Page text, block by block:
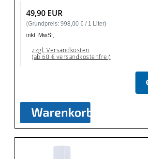
49,90 EUR
(Grundpreis: 998,00 € / 1 Liter)
inkl. MwSt,
zzgl. Versandkosten
(ab 60 € versandkostenfrei)